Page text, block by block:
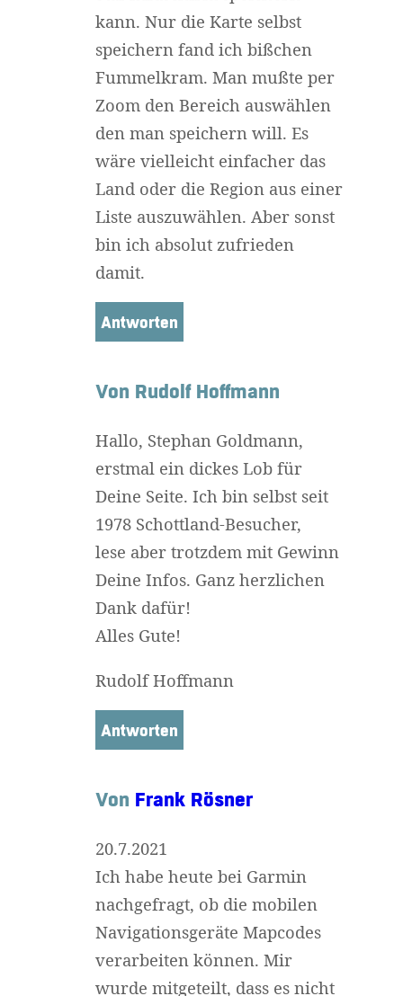
kann. Nur die Karte selbst
speichern fand ich bißchen
Fummelkram. Man mußte per
Zoom den Bereich auswählen
den man speichern will. Es
wäre vielleicht einfacher das
Land oder die Region aus einer
Liste auszuwählen. Aber sonst
bin ich absolut zufrieden
damit.
Antworten
Von Rudolf Hoffmann
Hallo, Stephan Goldmann,
erstmal ein dickes Lob für
Deine Seite. Ich bin selbst seit
1978 Schottland-Besucher,
lese aber trotzdem mit Gewinn
Deine Infos. Ganz herzlichen
Dank dafür!
Alles Gute!
Rudolf Hoffmann
Antworten
Von Frank Rösner
20.7.2021
Ich habe heute bei Garmin
nachgefragt, ob die mobilen
Navigationsgeräte Mapcodes
verarbeiten können. Mir
wurde mitgeteilt, dass es nicht